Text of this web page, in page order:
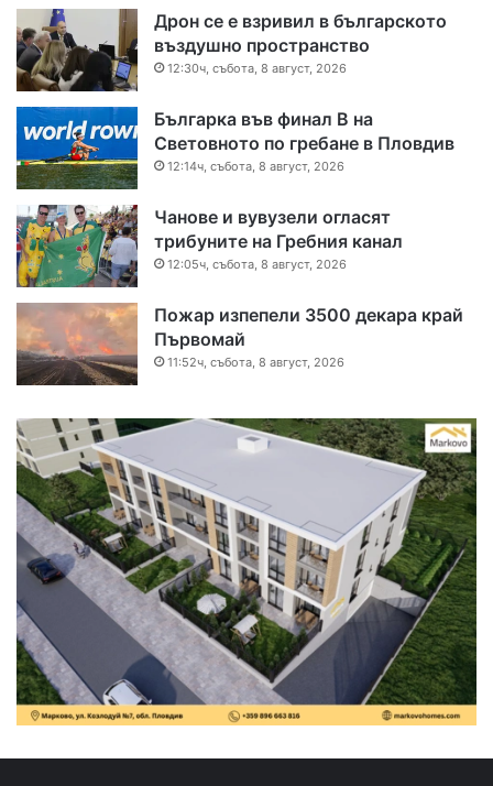
Дрон се е взривил в българското
въздушно пространство
12:30ч, събота, 8 август, 2026
Българка във финал B на
Световното по гребане в Пловдив
12:14ч, събота, 8 август, 2026
Чанове и вувузели огласят
трибуните на Гребния канал
12:05ч, събота, 8 август, 2026
Пожар изпепели 3500 декара край
Първомай
11:52ч, събота, 8 август, 2026